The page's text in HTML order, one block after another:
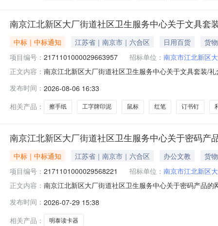
南京江北新区大厂街道社区卫生服务中心关于文具套
中标｜中标通知 江苏省｜南京市｜六合区 日用百货
货物
项目编号： 2171101000029663957 招标单位： 南京市江北新区
正文内容： 南京江北新区大厂街道社区卫生服务中心关于文具套装/
联系电话:/采购计划信息：项目所在行政区划编码
发布时间： 2026-08-06 16:33
相关产品：
擦手纸 工字牌印泥 鼠标 红笔 订书钉
南京江北新区大厂街道社区卫生服务中心关于密码产
中标｜中标通知 江苏省｜南京市｜六合区 办公文教
货物
项目编号： 2171101000029568221 招标单位： 南京市江北新区
正文内容： 南京江北新区大厂街道社区卫生服务中心关于密码产品
采购计划信息：项目所在行政区划编码:320192项目所在
发布时间： 2026-07-29 15:38
相关产品：
明泰读卡器